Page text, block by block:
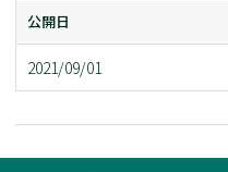
公開日
2021/09/01